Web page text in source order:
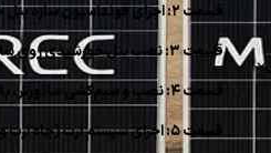
قسمت ۲: اجرای فونداسیون سازه پنل خورشیدی
قسمت ۳: نصب پنل خورشیدی روی سازه
قسمت ۴: نصب و سیم‌کشی سانورتر، باتری و تابلو برق
قسمت ۵: اجرای سیستم ارت (چاه ارت و اتصال زمین)